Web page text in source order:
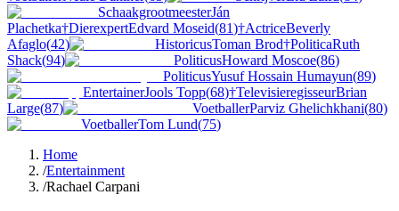
SchaakgrootmeesterJán
Plachetka†DierexpertEdvard Moseid(81)†ActriceBeverly
Afaglo(42) HistoricusToman Brod†PoliticaRuth
Shack(94) PoliticusHoward Moscoe(86)
PoliticusYusuf Hossain Humayun(89)
EntertainerJools Topp(68)†TelevisieregisseurBrian
Large(87) VoetballerParviz Ghelichkhani(80)
VoetballerTom Lund(75)
Home
/Entertainment
/Rachael Carpani